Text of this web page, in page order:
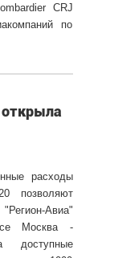
CRJ
по
расходы
позволяют
Авиа"
Москва -